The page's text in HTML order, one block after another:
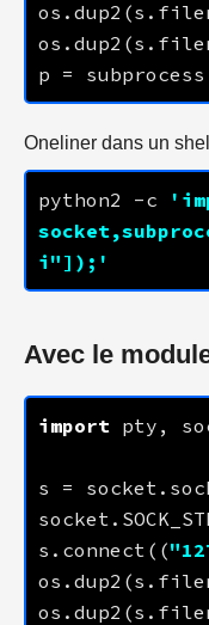
p =
Oneliner dans un
python2 -c
i"]);'
Avec le
import
s =
s.connect(("